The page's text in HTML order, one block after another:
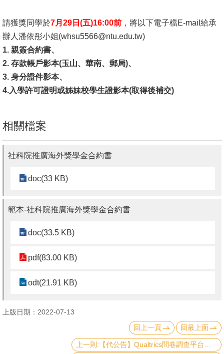
捐
款
教
研
資
圖
書
館
頁
站
請獲獎同學於7月29日(五)16:00前 ，將以下電子檔E-mail給承
辦人潘依彤小姐(whsu5566@ntu.edu.tw)
1. 親簽合約書、
2. 存款帳戶影本(玉山、華南、郵局)、
3. 身分證件影本、
4.入學許可證明或姊妹校學生證影本(取得後補交)
相關檔案
社科院推廣海外獎學金合約書
doc(33 KB)
範本-社科院推廣海外獎學金合約書
doc(33.5 KB)
pdf(83.00 KB)
odt(21.91 KB)
上版日期：2022-07-13
回上一頁
回最上面